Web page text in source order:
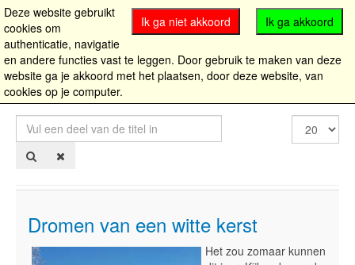
Vul
een
deel
de
Toon
#
Dromen van een witte kerst
Het zou zomaar kunnen
Ik ga akkoord
Ik ga niet akkoord
Deze website gebruikt
cookies om
authenticatie, navigatie
en andere functies vast te leggen. Door gebruik te maken van deze
website ga je akkoord met het plaatsen, door deze website, van
cookies op je computer.